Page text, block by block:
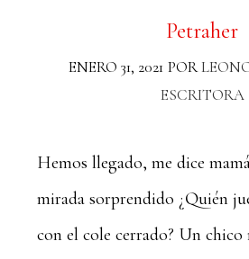
Petraher
ENERO 31, 2021 POR
ESCRITORA
Hemos llegado, me dice
mirada sorprendido ¿Quién
con el cole cerrado? Un